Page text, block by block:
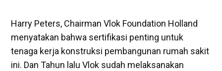
Harry Peters, Chairman Vlok Foundation Holland
menyatakan bahwa sertifikasi penting untuk
tenaga kerja konstruksi pembangunan rumah sakit
ini. Dan Tahun lalu Vlok sudah melaksanakan